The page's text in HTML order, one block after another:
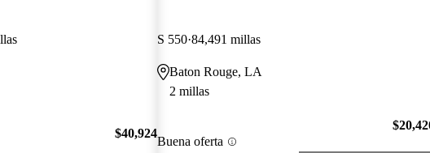
$40,924
S 550 84,491 millas
Baton Rouge, LA
2 millas
Buena oferta